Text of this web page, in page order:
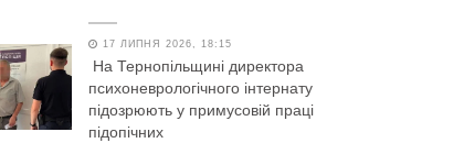
17 ЛИПНЯ 2026, 18:15
На Тернопільщині директора
психоневрологічного інтернату
підозрюють у примусовій праці
підопічних